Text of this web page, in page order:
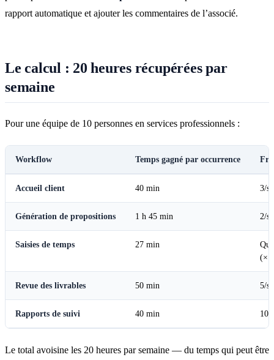
rapport automatique et ajouter les commentaires de l’associé.
Le calcul : 20 heures récupérées par
semaine
Pour une équipe de 10 personnes en services professionnels :
Workflow Temps gagné par occurrence
Accueil client 40 min 3/
Génération de propositions 1 h 45 min 2/
Saisies de temps 27 min
Revue des livrables 50 min 5/
Rapports de suivi 40 min 10/
Le total avoisine les 20 heures par semaine — du temps qui peut être